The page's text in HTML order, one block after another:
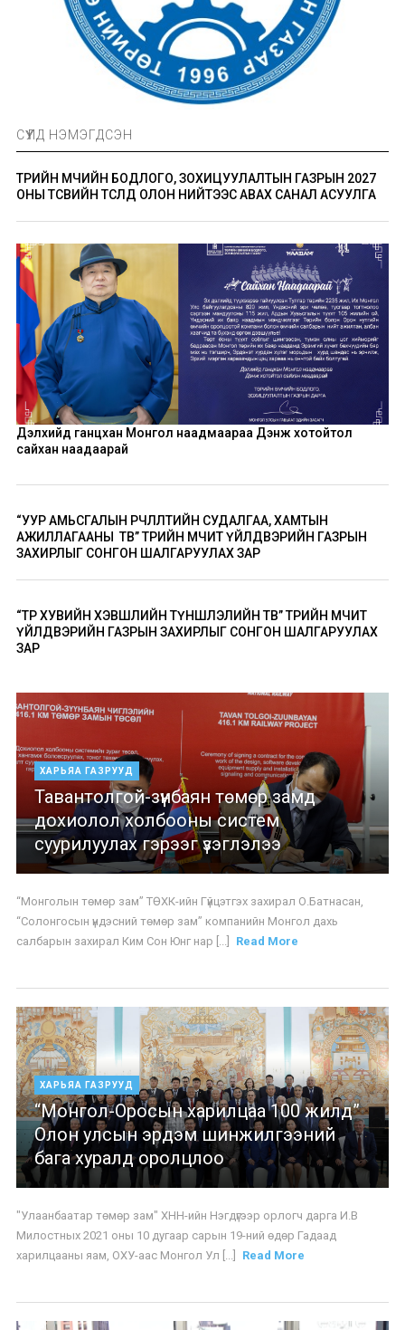
СҮҮЛД НЭМЭГДСЭН
ТӨРИЙН ӨМЧИЙН БОДЛОГО, ЗОХИЦУУЛАЛТЫН ГАЗРЫН 2027
ОНЫ ТӨСВИЙН ТӨСӨЛД ОЛОН НИЙТЭЭС АВАХ САНАЛ АСУУЛГА
Дэлхийд ганцхан Монгол наадмаараа Дэнж хотойтол
сайхан наадаарай
“УУР АМЬСГАЛЫН ӨӨРЧЛӨЛТИЙН СУДАЛГАА, ХАМТЫН
АЖИЛЛАГААНЫ ТӨВ” ТӨРИЙН ӨМЧИТ ҮЙЛДВЭРИЙН ГАЗРЫН
ЗАХИРЛЫГ СОНГОН ШАЛГАРУУЛАХ ЗАР
“ТӨР ХУВИЙН ХЭВШЛИЙН ТҮНШЛЭЛИЙН ТӨВ” ТӨРИЙН ӨМЧИТ
ҮЙЛДВЭРИЙН ГАЗРЫН ЗАХИРЛЫГ СОНГОН ШАЛГАРУУЛАХ
ЗАР
ХАРЬЯА ГАЗРУУД
Тавантолгой-зүүнбаян төмөр замд
дохиолол холбооны систем
суурилуулах гэрээг үзэглэлээ
“Монголын төмөр зам” ТӨХК-ийн Гүйцэтгэх захирал О.Батнасан,
“Солонгосын үндэсний төмөр зам” компанийн Монгол дахь
салбарын захирал Ким Сон Юнг нар [...]
Read More
ХАРЬЯА ГАЗРУУД
“Монгол-Оросын харилцаа 100 жилд”
Олон улсын эрдэм шинжилгээний
бага хуралд оролцлоо
"Улаанбаатар төмөр зам" ХНН-ийн Нэгдүгээр орлогч дарга И.В
Милостных 2021 оны 10 дугаар сарын 19-ний өдөр Гадаад
харилцааны яам, ОХУ-аас Монгол Ул [...]
Read More